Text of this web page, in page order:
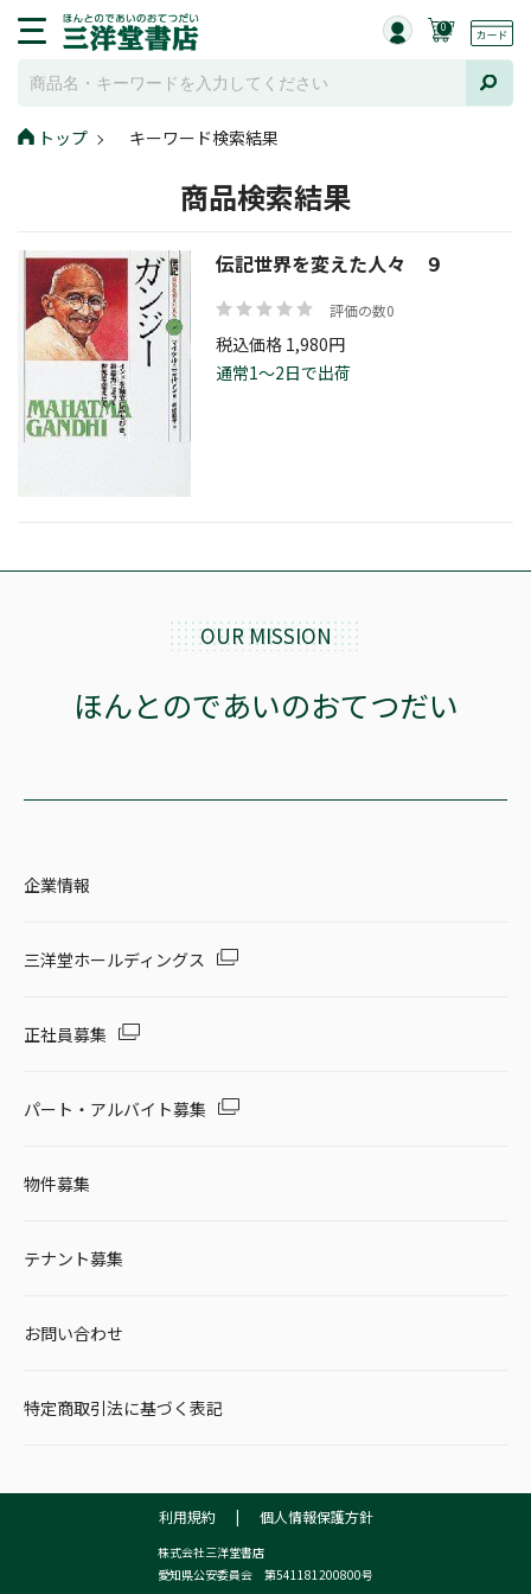
0
トップ キーワード検索結果
商品検索結果
伝記世界を変えた人々 ９
評価の数0
税込価格 1,980円
通常1～2日で出荷
OUR MISSION
ほんとのであいのおてつだい
企業情報
三洋堂ホールディングス
正社員募集
パート・アルバイト募集
物件募集
テナント募集
お問い合わせ
特定商取引法に基づく表記
利用規約 | 個人情報保護方針
株式会社三洋堂書店
愛知県公安委員会 第541181200800号